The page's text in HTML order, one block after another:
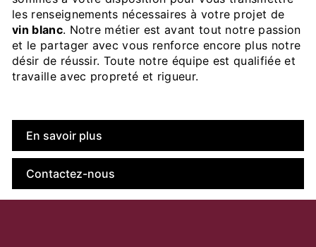
les renseignements nécessaires à votre projet de
vin blanc. Notre métier est avant tout notre passion
et le partager avec vous renforce encore plus notre
désir de réussir. Toute notre équipe est qualifiée et
travaille avec propreté et rigueur.
En savoir plus
Contactez-nous